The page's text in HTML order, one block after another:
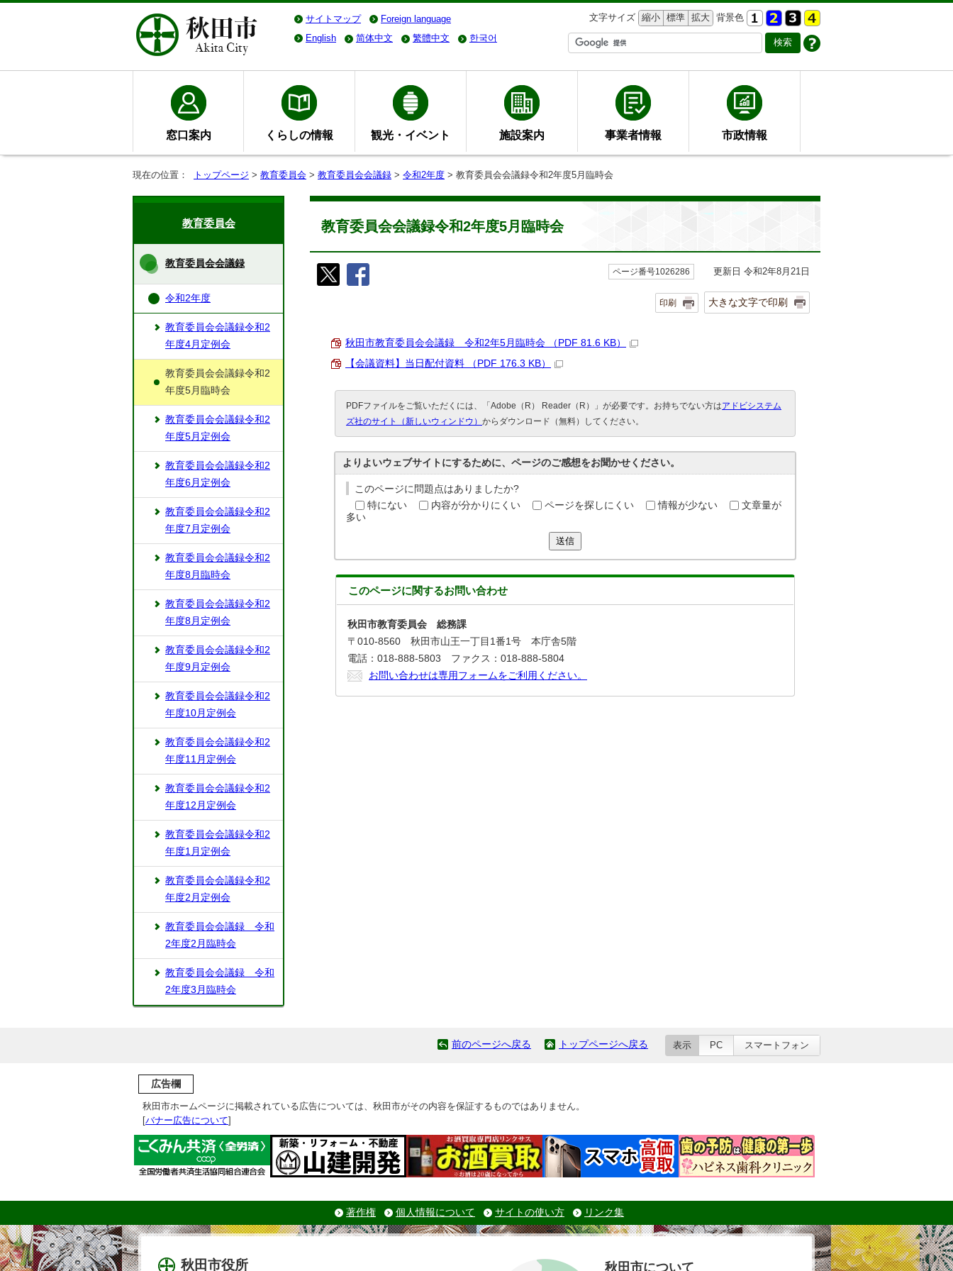
サイトマップ Foreign language 文字サイズ 縮小 標準 拡大 背景色
English
简体中文 繁體中文 한국어
窓口案内 くらしの情報 観光・イベント 施設案内 事業者情報 市政情報
現在の位置： トップページ > 教育委員会 > 教育委員会会議録 > 令和2年度 > 教育委員会会議録令和2年度5月臨時会
教育委員会会議録令和2年度5月臨時会
ページ番号1026286 更新日 令和2年8月21日
印刷 大きな文字で印刷
秋田市教育委員会会議録 令和2年5月臨時会 （PDF 81.6 KB）
【会議資料】当日配付資料 （PDF 176.3 KB）
PDFファイルをご覧いただくには、「Adobe（R） Reader（R）」が必要です。お持ちでない方はアドビシステム
ズ社のサイト（新しいウィンドウ） からダウンロード（無料）してください。
よりよいウェブサイトにするために、ページのご感想をお聞かせください。
このページに問題点はありましたか?
特にない
内容が分かりにくい ページを探しにくい 情報が少ない
文章量が
多い
送信
このページに関するお問い合わせ
秋田市教育委員会 総務課
〒010-8560 秋田市山王一丁目1番1号 本庁舎5階
電話：018-888-5803 ファクス：018-888-5804
お問い合わせは専用フォームをご利用ください。
教育委員会
教育委員会会議録
令和2年度
教育委員会会議録令和2
年度4月定例会
教育委員会会議録令和2
年度5月臨時会
教育委員会会議録令和2
年度5月定例会
教育委員会会議録令和2
年度6月定例会
教育委員会会議録令和2
年度7月定例会
教育委員会会議録令和2
年度8月臨時会
教育委員会会議録令和2
年度8月定例会
教育委員会会議録令和2
年度9月定例会
教育委員会会議録令和2
年度10月定例会
教育委員会会議録令和2
年度11月定例会
教育委員会会議録令和2
年度12月定例会
教育委員会会議録令和2
年度1月定例会
教育委員会会議録令和2
年度2月定例会
教育委員会会議録 令和
2年度2月臨時会
教育委員会会議録 令和
2年度3月臨時会
前のページへ戻る トップページへ戻る 表示 PC スマートフォン
広告欄
秋田市ホームページに掲載されている広告については、秋田市がその内容を保証するものではありません。
[バナー広告について]
著作権 個人情報について サイトの使い方 リンク集
秋田市役所 秋田市について